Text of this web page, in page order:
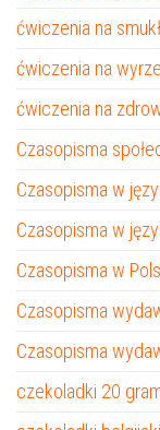
ćwiczenia na
ćwiczenia na
ćwiczenia na
Czasopisma
Czasopisma w
Czasopisma w
Czasopisma w
Czasopisma
Czasopisma
czekoladki 20